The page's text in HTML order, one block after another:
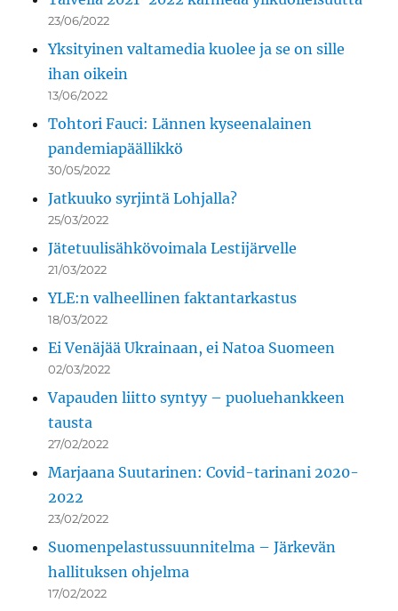
23/06/2022
Yksityinen valtamedia kuolee ja se on sille
ihan oikein
13/06/2022
Tohtori Fauci: Lännen kyseenalainen
pandemiapäällikkö
30/05/2022
Jatkuuko syrjintä Lohjalla?
25/03/2022
Jätetuulisähkövoimala Lestijärvelle
21/03/2022
YLE:n valheellinen faktantarkastus
18/03/2022
Ei Venäjää Ukrainaan, ei Natoa Suomeen
02/03/2022
Vapauden liitto syntyy – puoluehankkeen
tausta
27/02/2022
Marjaana Suutarinen: Covid-tarinani 2020-
2022
23/02/2022
Suomenpelastussuunnitelma – Järkevän
hallituksen ohjelma
17/02/2022